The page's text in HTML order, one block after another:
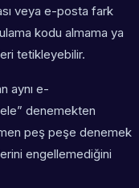
veya e-posta fark
kodu almama ya
tetikleyebilir.
aynı e-
denemekten
peş peşe denemek
engellemediğini